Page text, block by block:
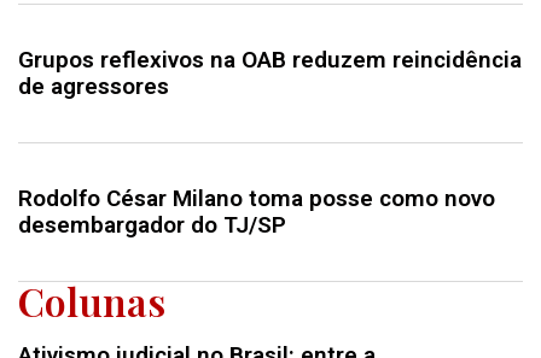
Grupos reflexivos na OAB reduzem reincidência
de agressores
Rodolfo César Milano toma posse como novo
desembargador do TJ/SP
Colunas